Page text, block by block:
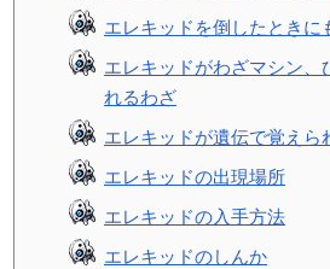
エレキッドを倒したときに
エレキッドがわざマシン、
れるわざ
エレキッドが遺伝で覚えら
エレキッドの出現場所
エレキッドの入手方法
エレキッドのしんか